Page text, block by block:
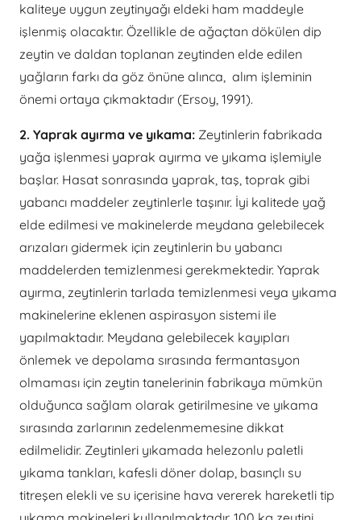
kaliteye uygun zeytinyağı eldeki ham maddeyle
işlenmiş olacaktır. Özellikle de ağaçtan dökülen dip
zeytin ve daldan toplanan zeytinden elde edilen
yağların farkı da göz önüne alınca, alım işleminin
önemi ortaya çıkmaktadır (Ersoy, 1991).
2. Yaprak ayırma ve yıkama: Zeytinlerin fabrikada
yağa işlenmesi yaprak ayırma ve yıkama işlemiyle
başlar. Hasat sonrasında yaprak, taş, toprak gibi
yabancı maddeler zeytinlerle taşınır. İyi kalitede yağ
elde edilmesi ve makinelerde meydana gelebilecek
arızaları gidermek için zeytinlerin bu yabancı
maddelerden temizlenmesi gerekmektedir. Yaprak
ayırma, zeytinlerin tarlada temizlenmesi veya yıkama
makinelerine eklenen aspirasyon sistemi ile
yapılmaktadır. Meydana gelebilecek kayıpları
önlemek ve depolama sırasında fermantasyon
olmaması için zeytin tanelerinin fabrikaya mümkün
olduğunca sağlam olarak getirilmesine ve yıkama
sırasında zarlarının zedelenmemesine dikkat
edilmelidir. Zeytinleri yıkamada helezonlu paletli
yıkama tankları, kafesli döner dolap, basınçlı su
titreşen elekli ve su içerisine hava vererek hareketli tip